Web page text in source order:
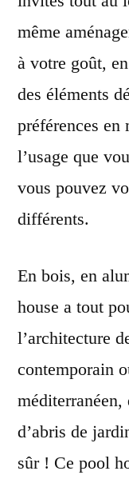
même
à votre goût,
des éléments
préférences en
l’usage que
vous pouvez
différents.
En bois, en
house a tout
l’architecture
contemporain
d’abris de
sûr ! Ce pool